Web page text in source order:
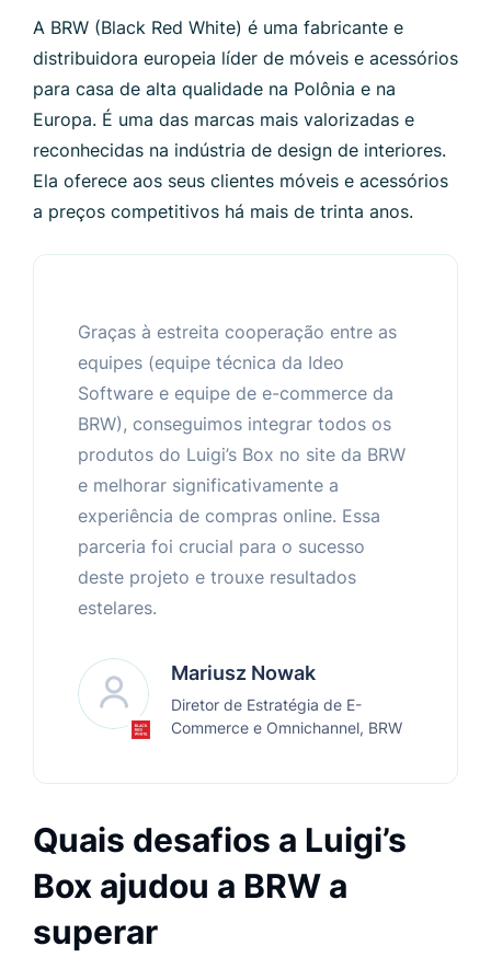
A BRW (Black Red White) é uma fabricante e
distribuidora europeia líder de móveis e acessórios
para casa de alta qualidade na Polônia e na
Europa. É uma das marcas mais valorizadas e
reconhecidas na indústria de design de interiores.
Ela oferece aos seus clientes móveis e acessórios
a preços competitivos há mais de trinta anos.
Graças à estreita cooperação entre as
equipes (equipe técnica da Ideo
Software e equipe de e-commerce da
BRW), conseguimos integrar todos os
produtos do Luigi’s Box no site da BRW
e melhorar significativamente a
experiência de compras online. Essa
parceria foi crucial para o sucesso
deste projeto e trouxe resultados
estelares.
Mariusz Nowak
Diretor de Estratégia de E-
Commerce e Omnichannel, BRW
Quais desafios a Luigi’s
Box ajudou a BRW a
superar